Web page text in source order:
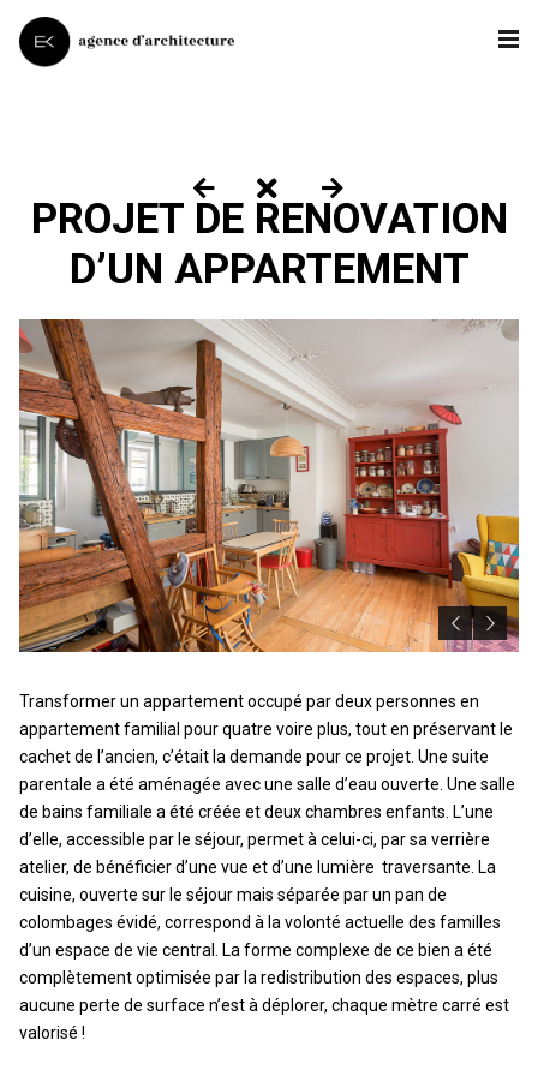
PROJET DE RENOVATION
D’UN APPARTEMENT
Transformer un appartement occupé par deux personnes en
appartement familial pour quatre voire plus, tout en préservant le
cachet de l’ancien, c’était la demande pour ce projet. Une suite
parentale a été aménagée avec une salle d’eau ouverte. Une salle
de bains familiale a été créée et deux chambres enfants. L’une
d’elle, accessible par le séjour, permet à celui-ci, par sa verrière
atelier, de bénéficier d’une vue et d’une lumière traversante. La
cuisine, ouverte sur le séjour mais séparée par un pan de
colombages évidé, correspond à la volonté actuelle des familles
d’un espace de vie central. La forme complexe de ce bien a été
complètement optimisée par la redistribution des espaces, plus
aucune perte de surface n’est à déplorer, chaque mètre carré est
valorisé !